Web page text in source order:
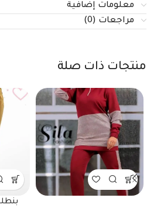
معلومات إضافية
مراجعات (0)
منتجات ذات صلة